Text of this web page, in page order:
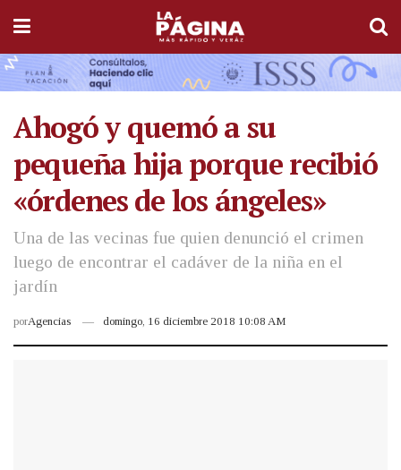
Ahogó y quemó a su
pequeña hija porque recibió
«órdenes de los ángeles»
Una de las vecinas fue quien denunció el crimen
luego de encontrar el cadáver de la niña en el
jardín
porAgencias domingo, 16 diciembre 2018 10:08 AM